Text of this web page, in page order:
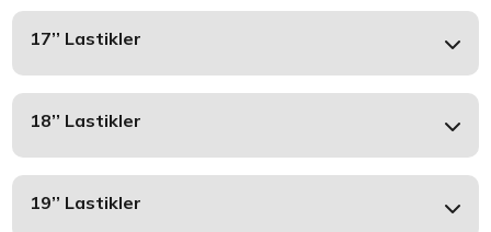
17’’ Lastikler
18’’ Lastikler
19’’ Lastikler